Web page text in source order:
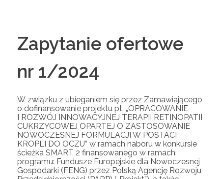
Zapytanie ofertowe
nr 1/2024
W związku z ubieganiem się przez Zamawiającego
o dofinansowanie projektu pt. „OPRACOWANIE
I ROZWÓJ INNOWACYJNEJ TERAPII RETINOPATII
CUKRZYCOWEJ OPARTEJ O ZASTOSOWANIE
NOWOCZESNEJ FORMULACJI W POSTACI
KROPLI DO OCZU” w ramach naboru w konkursie
ścieżka SMART 2 finansowanego w ramach
programu: Fundusze Europejskie dla Nowoczesnej
Gospodarki (FENG) przez Polską Agencję Rozwoju